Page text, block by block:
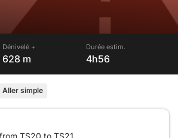
Dénivelé +
628 m
Durée estim.
4h56
Aller simple